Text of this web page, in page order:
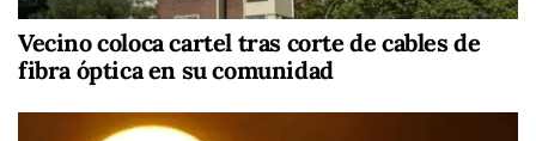
Vecino coloca cartel tras corte de cables de
fibra óptica en su comunidad